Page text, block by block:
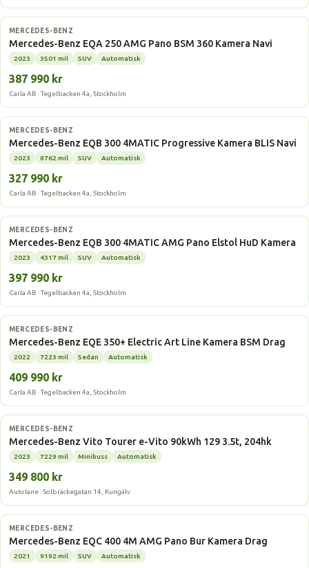
Elbil
MERCEDES-BENZ
Mercedes-Benz EQA 250 AMG Pano BSM 360 Kamera Navi
2023 3501 mil SUV Automatisk
387 990 kr
Carla AB · Tegelbacken 4a, Stockholm
Elbil
MERCEDES-BENZ
Mercedes-Benz EQB 300 4MATIC Progressive Kamera BLIS Navi
2023 8762 mil SUV Automatisk
327 990 kr
Carla AB · Tegelbacken 4a, Stockholm
Elbil
MERCEDES-BENZ
Mercedes-Benz EQB 300 4MATIC AMG Pano Elstol HuD Kamera
2023 4317 mil SUV Automatisk
397 990 kr
Carla AB · Tegelbacken 4a, Stockholm
Elbil
MERCEDES-BENZ
Mercedes-Benz EQE 350+ Electric Art Line Kamera BSM Drag
2022 7223 mil Sedan Automatisk
409 990 kr
Carla AB · Tegelbacken 4a, Stockholm
Elbil
MERCEDES-BENZ
Mercedes-Benz Vito Tourer e-Vito 90kWh 129 3.5t, 204hk
2023 7229 mil Minibuss Automatisk
349 800 kr
Autolane · Solbräckegatan 14, Kungälv
Elbil
MERCEDES-BENZ
Mercedes-Benz EQC 400 4M AMG Pano Bur Kamera Drag
2021 9192 mil SUV Automatisk